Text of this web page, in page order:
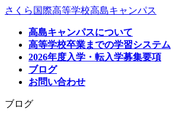
コ
キ
ッ
ナ
に
移
さくら国際高等学校高島キャンパス
高島キャンパスについて
高等学校卒業までの学習システム
2026年度入学・転入学募集要項
ブログ
お問い合わせ
ブログ